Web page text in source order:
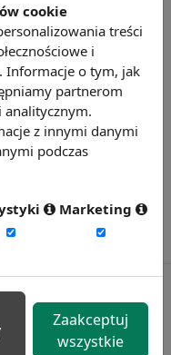
cookie
treści
i
Informacje o tym, jak
partnerom
analitycznym.
z innymi danymi
podczas
Marketing
Zaakceptuj
wszystkie